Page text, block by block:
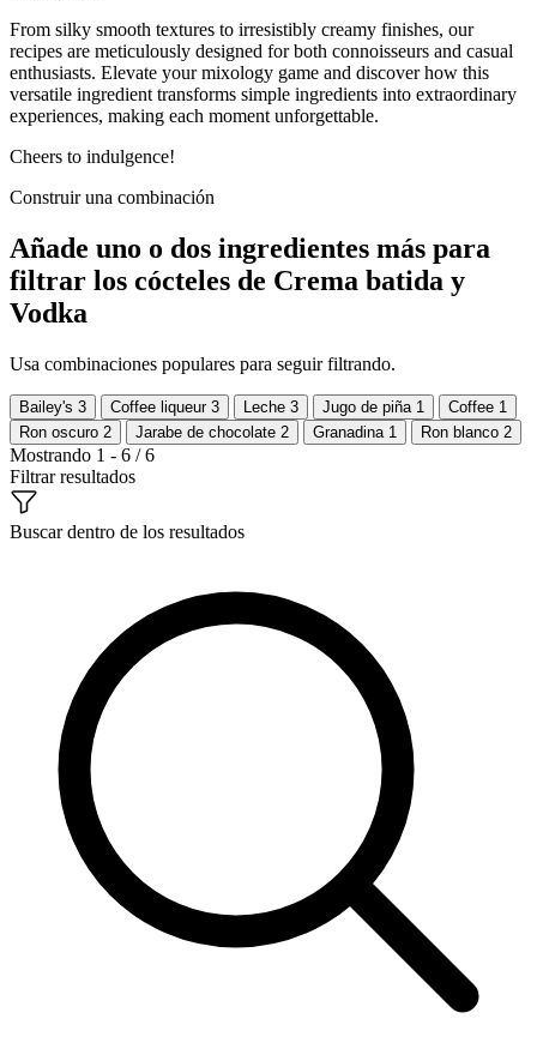
From silky smooth textures to irresistibly creamy finishes, our
recipes are meticulously designed for both connoisseurs and casual
enthusiasts. Elevate your mixology game and discover how this
versatile ingredient transforms simple ingredients into extraordinary
experiences, making each moment unforgettable.
Cheers to indulgence!
Construir una combinación
Añade uno o dos ingredientes más para
filtrar los cócteles de Crema batida y
Vodka
Usa combinaciones populares para seguir filtrando.
Bailey's 3 Coffee liqueur 3 Leche 3 Jugo de piña 1 Coffee 1
Ron oscuro 2 Jarabe de chocolate 2 Granadina 1 Ron blanco 2
Mostrando 1 - 6 / 6
Filtrar resultados
Buscar dentro de los resultados